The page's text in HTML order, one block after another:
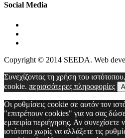
Social Media
Copyright © 2014 SEEDA. Web
Συνεχίζοντας τη χρήση του
cookie. περισσότερες πληροφορίες
Οι ρυθμίσεις cookie σε αυτόν τον
"επιτρέπουν cookies" για να σας
εμπειρία περιήγησης. Αν συνεχίσετε
ιστότοπο χωρίς να αλλάξετε τις